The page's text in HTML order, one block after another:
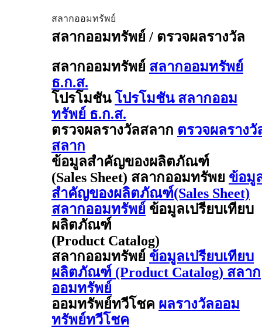
สลากออมทรัพย์
สลากออมทรัพย์ / ตรวจผลรางวัล
สลากออมทรัพย์ สลากออมทรัพย์
ธ.ก.ส.
โปรโมชัน โปรโมชัน สลากออม
ทรัพย์ ธ.ก.ส.
ตรวจผลรางวัลสลาก ตรวจผลรางวั
สลาก
ข้อมูลสำคัญของผลิตภัณฑ์
(Sales Sheet) สลากออมทรัพย ข้อมู
สำคัญของผลิตภัณฑ์(Sales Sheet)
สลากออมทรัพย์ ข้อมูลเปรียบเทียบ
ผลิตภัณฑ์
(Product Catalog)
สลากออมทรัพย์ ข้อมูลเปรียบเทียบ
ผลิตภัณฑ์ (Product Catalog) สลาก
ออมทรัพย์
ออมทรัพย์ทวีโชค ผลรางวัลออม
ทรัพย์ทวีโชค